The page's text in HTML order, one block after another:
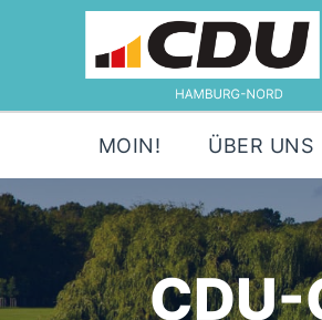
MOIN! ÜBER UNS